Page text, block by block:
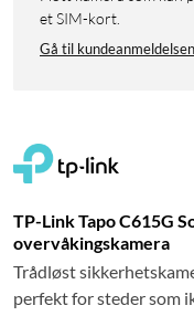
et SIM-kort.
Gå til kundeanmeldelsen
TP-Link Tapo C615G
overvåkingskamera
Trådløst
perfekt for steder som